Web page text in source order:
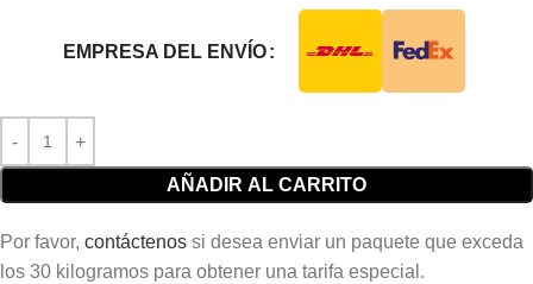
EMPRESA DEL ENVÍO
AÑADIR AL CARRITO
Por favor, contáctenos si desea enviar un paquete que exceda
los 30 kilogramos para obtener una tarifa especial.